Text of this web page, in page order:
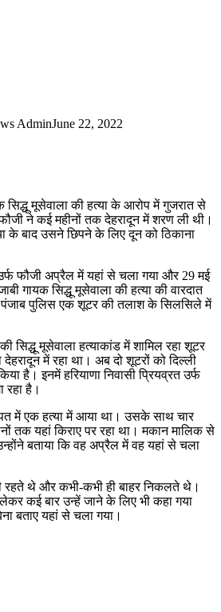
AdminJune 22, 2022
सिद्धू मूसेवाला की हत्या के आरोप में गुजरात से
ने कई महीनों तक देहरादून में शरण ली थी।
के बाद उसने छिपने के लिए दून को ठिकाना
फौजी अप्रैल में यहां से चला गया और 29 मई
गायक सिद्धू मूसेवाला की हत्या की वारदात
पंजाब पुलिस एक शूटर की तलाश के सिलसिले में
सिद्धू मूसेवाला हत्याकांड में शामिल रहा शूटर
में रहा था। अब दो शूटरों को दिल्ली
है। इनमें हरियाणा निवासी प्रियव्रत उर्फ
रहा है।
में एक हत्या में आया था। उसके साथ चार
तक यहां किराए पर रहा था। मकान मालिक से
बताया कि वह अप्रैल में वह यहां से चला
रहते थे और कभी-कभी ही बाहर निकलते थे।
कई बार उन्हें जाने के लिए भी कहा गया
बताए यहां से चला गया।